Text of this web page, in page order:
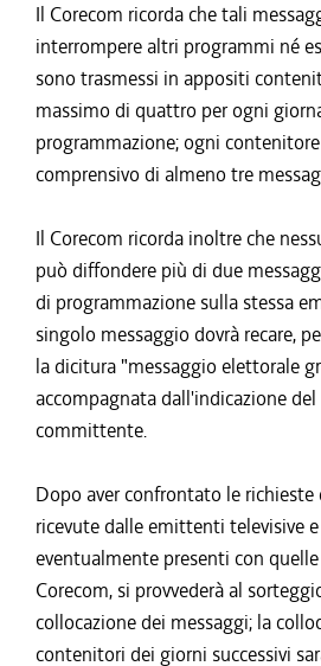
Il Corecom ricorda che tali
interrompere altri programmi né
sono trasmessi in appositi
massimo di quattro per ogni
programmazione; ogni contenitore
comprensivo di almeno tre
Il Corecom ricorda inoltre che
può diffondere più di due
di programmazione sulla stessa
singolo messaggio dovrà recare,
la dicitura "messaggio elettorale
accompagnata dall'indicazione
committente.
Dopo aver confrontato le
ricevute dalle emittenti televisive
eventualmente presenti con
Corecom, si provvederà al
collocazione dei messaggi; la
contenitori dei giorni successivi